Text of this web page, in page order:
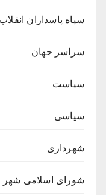
سپاه پاسداران
سراسر جهان
سیاست
سیاسی
شهرداری
شورای اسلامی شهر